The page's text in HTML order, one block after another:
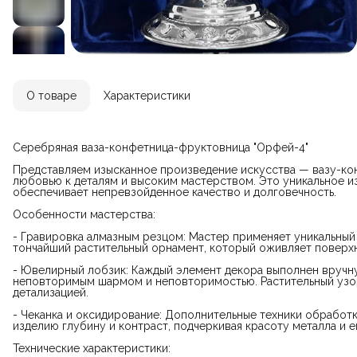
О товаре Характеристики
Серебряная ваза-конфетница-фруктовница "Орфей-4"
Представляем изысканное произведение искусства — вазу-
любовью к деталям и высоким мастерством. Это уникальное
обеспечивает непревзойденное качество и долговечность.
Особенности мастерства:
- Гравировка алмазным резцом: Мастер применяет
тончайший растительный орнамент, который оживляет
- Ювелирный лобзик: Каждый элемент декора выполнен
неповторимым шармом и неповторимостью. Растительный
детализацией.
- Чеканка и оксидирование: Дополнительные техники
изделию глубину и контраст, подчеркивая красоту металла и
Технические характеристики: